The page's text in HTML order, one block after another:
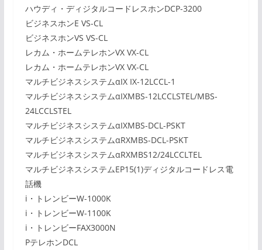
ハウディ・ディジタルコードレスホンDCP-3200
ビジネスホンE VS-CL
ビジネスホンVS VS-CL
レカム・ホームテレホンVX VX-CL
レカム・ホームテレホンVX VX-CL
マルチビジネスシステムαIX IX-12LCCL-1
マルチビジネスシステムαIXMBS-12LCCLSTEL/MBS-
24LCCLSTEL
マルチビジネスシステムαIXMBS-DCL-PSKT
マルチビジネスシステムαRXMBS-DCL-PSKT
マルチビジネスシステムαRXMBS12/24LCCLTEL
マルチビジネスシステムEP15(1)ディジタルコードレス電
話機
i・トレンビーW-1000K
i・トレンビーW-1100K
i・トレンビーFAX3000N
PテレホンDCL